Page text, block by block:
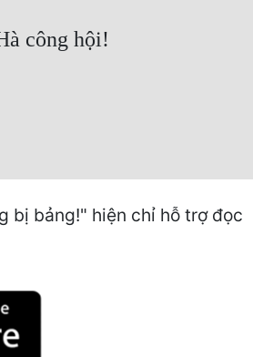
công hội!
bị bảng!" hiện chỉ hỗ trợ đọc